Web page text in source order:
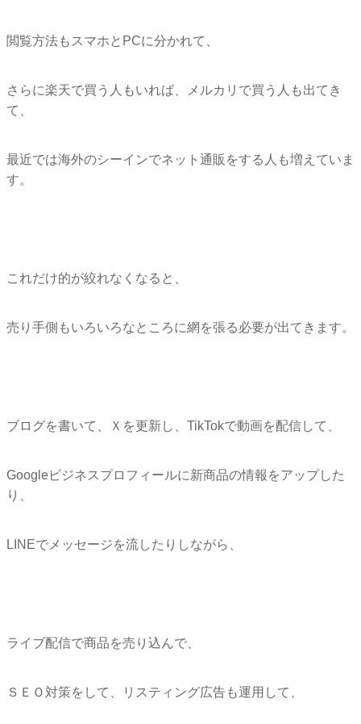
閲覧方法もスマホとPCに分かれて、
さらに楽天で買う人もいれば、メルカリで買う人も出てき
て、
最近では海外のシーインでネット通販をする人も増えていま
す。
これだけ的が絞れなくなると、
売り手側もいろいろなところに網を張る必要が出てきます。
ブログを書いて、Ｘを更新し、TikTokで動画を配信して、
Googleビジネスプロフィールに新商品の情報をアップした
り
LINEでメッセージを流したりしながら、
ライブ配信で商品を売り込んで、
ＳＥＯ対策をして、リスティング広告も運用して、